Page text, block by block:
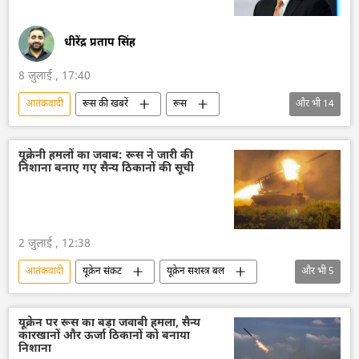
धीरेंद्र प्रताप सिंह
8 जुलाई , 17:40
आतंकवादी रूस की खबरें
रूस
रूस का विकास
मास्को
यूक्रेन सशस्त्र बल
यूक्रेन
आतंकवाद
परमाणु संयंत्र
क्रेमलिन
व्लादिमीर पुतिन
बाल्टिक सागर
और भी14
यूक्रेनी हमलों का जवाब: रूस ने जारी की
निशाना बनाए गए सैन्य ठिकानों की सूची
2 जुलाई , 12:38
आतंकवादी यूक्रेन संकट
यूक्रेन सशस्त्र बल
यूक्रेन
रूस
रूसी सेना
विशेष सैन्य अभियान
आतंकी हमले
और भी5
यूक्रेन पर रूस का बड़ा जवाबी हमला, सैन्य
कारखानों और ऊर्जा ठिकानों को बनाया
निशाना